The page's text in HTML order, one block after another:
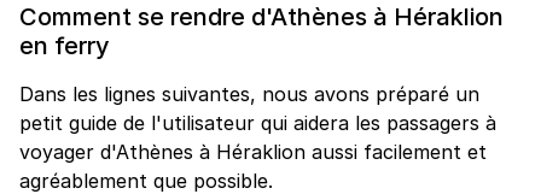
Comment se rendre d'Athènes à Héraklion
en ferry
Dans les lignes suivantes, nous avons préparé un
petit guide de l'utilisateur qui aidera les passagers à
voyager d'Athènes à Héraklion aussi facilement et
agréablement que possible.